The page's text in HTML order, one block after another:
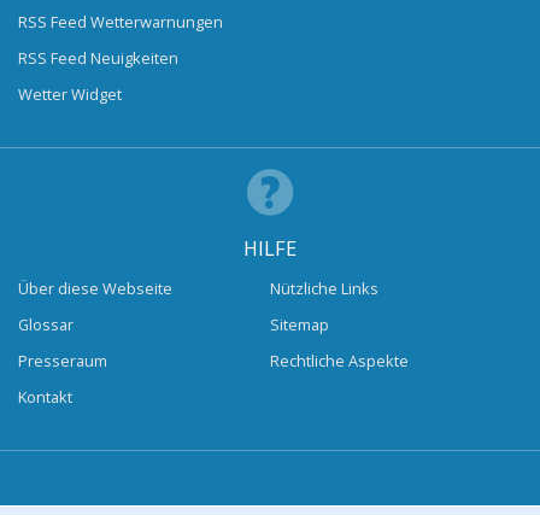
RSS Feed Wetterwarnungen
RSS Feed Neuigkeiten
Wetter Widget
HILFE
Über diese Webseite
Glossar
Presseraum
Kontakt
Nützliche Links
Sitemap
Rechtliche Aspekte